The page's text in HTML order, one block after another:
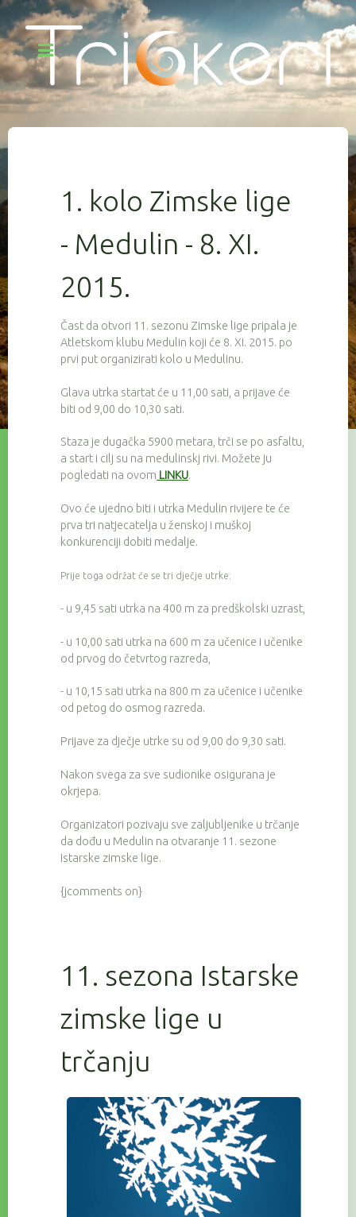
1. kolo Zimske lige
- Medulin - 8. XI.
2015.
Čast da otvori 11. sezonu Zimske lige pripala je
Atletskom klubu Medulin koji će 8. XI. 2015. po
prvi put organizirati kolo u Medulinu.
Glava utrka startat će u 11,00 sati, a prijave će
biti od 9,00 do 10,30 sati.
Staza je dugačka 5900 metara, trči se po asfaltu,
a start i cilj su na medulinskj rivi. Možete ju
pogledati na ovom LINKU.
Ovo će ujedno biti i utrka Medulin rivijere te će
prva tri natjecatelja u ženskoj i muškoj
konkurenciji dobiti medalje.
Prije toga održat će se tri dječje utrke:
- u 9,45 sati utrka na 400 m za predškolski uzrast,
- u 10,00 sati utrka na 600 m za učenice i učenike
od prvog do četvrtog razreda,
- u 10,15 sati utrka na 800 m za učenice i učenike
od petog do osmog razreda.
Prijave za dječje utrke su od 9,00 do 9,30 sati.
Nakon svega za sve sudionike osigurana je
okrjepa.
Organizatori pozivaju sve zaljubljenike u trčanje
da dođu u Medulin na otvaranje 11. sezone
Istarske zimske lige.
{jcomments on}
11. sezona Istarske
zimske lige u
trčanju